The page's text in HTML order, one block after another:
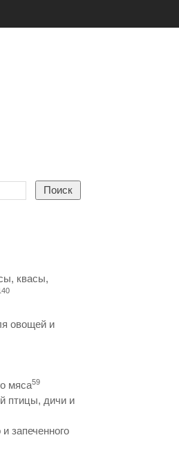
Поиск
квасы,
овощей и
мяса59
птицы, дичи и
запеченного